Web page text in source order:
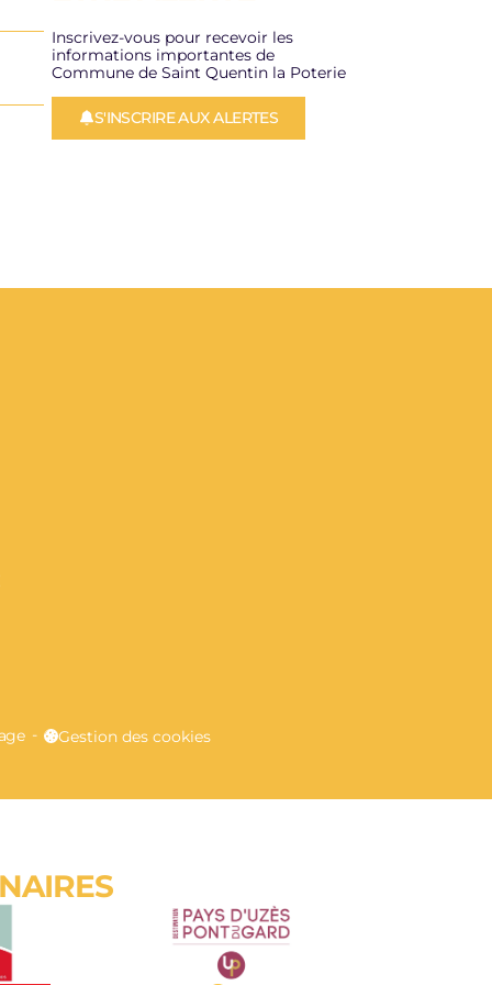
Inscrivez-vous pour recevoir les
informations importantes de
Commune de Saint Quentin la Poterie
S'INSCRIRE AUX ALERTES
Gestion des cookies